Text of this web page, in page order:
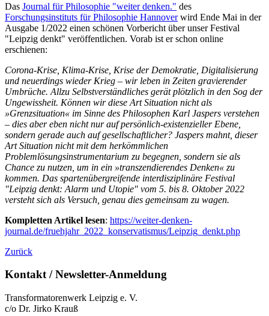
Das Journal für Philosophie "weiter denken." des
Forschungsinstituts für Philosophie Hannoverwird Ende Mai in der
Ausgabe 1/2022 einen schönen Vorbericht über unser Festival
"Leipzig denkt" veröffentlichen. Vorab ist er schon online
erschienen:
Corona-Krise, Klima-Krise, Krise der Demokratie, Digitalisierung
und neuerdings wieder Krieg – wir leben in Zeiten gravierender
Umbrüche. Allzu Selbstverständliches gerät plötzlich in den Sog der
Ungewissheit. Können wir diese Art Situation nicht als
»Grenzsituation« im Sinne des Philosophen Karl Jaspers verstehen
– dies aber eben nicht nur auf persönlich-existenzieller Ebene,
sondern gerade auch auf gesellschaftlicher? Jaspers mahnt, dieser
Art Situation nicht mit dem herkömmlichen
Problemlösungsinstrumentarium zu begegnen, sondern sie als
Chance zu nutzen, um in ein »transzendierendes Denken« zu
kommen. Das spartenübergreifende interdisziplinäre Festival
"Leipzig denkt: Alarm und Utopie" vom 5. bis 8. Oktober 2022
versteht sich als Versuch, genau dies gemeinsam zu wagen.
Kompletten Artikel lesen: https://weiter-denken-
journal.de/fruehjahr_2022_konservatismus/Leipzig_denkt.php
Zurück
Kontakt / Newsletter-Anmeldung
Transformatorenwerk Leipzig e. V.
c/o Dr. Jirko Krauß